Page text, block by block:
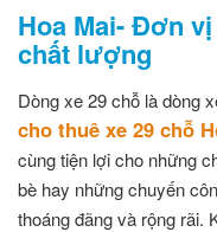
Hoa Mai- Đơn
chất lượng
Dòng xe 29 chỗ là dòng
cho thuê xe 29 chỗ
cùng tiện lợi cho những
bè hay những chuyến
thoáng đãng và rộng rãi.